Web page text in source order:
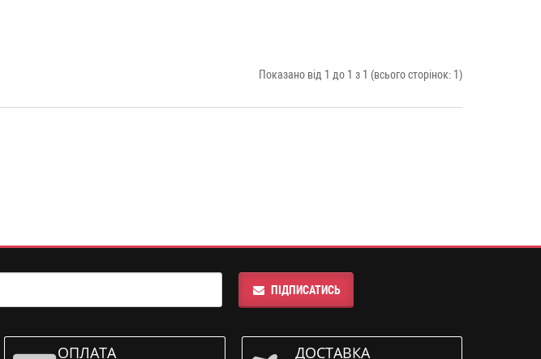
Показано від 1 до 1 з 1 (всього сторінок: 1)
ПІДПИСАТИСЬ
ОПЛАТА ДОСТАВКА